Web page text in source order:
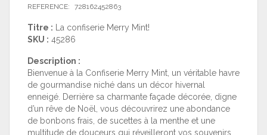
REFERENCE: 728162452863
Titre : La confiserie Merry Mint!
SKU : 45286
Description :
Bienvenue à la Confiserie Merry Mint, un véritable havre
de gourmandise niché dans un décor hivernal
enneigé. Derrière sa charmante façade décorée, digne
d’un rêve de Noël, vous découvrirez une abondance
de bonbons frais, de sucettes à la menthe et une
multitude de douceurs qui réveilleront vos souvenirs